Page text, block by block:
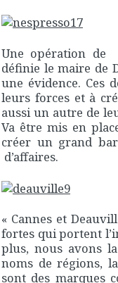
Une opération de
définie le maire de
une évidence. Ces
leurs forces et à
aussi un autre de
Va être mis en
créer un grand
d’affaires.
« Cannes et
fortes qui portent
plus, nous avons
noms de régions,
sont des marques